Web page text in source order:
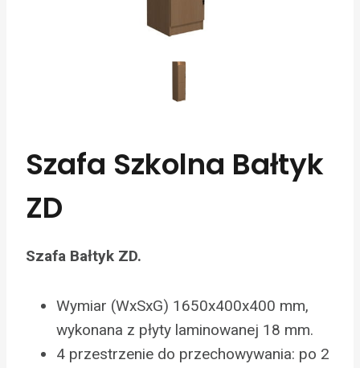
Szafa Szkolna Bałtyk
ZD
Szafa Bałtyk ZD.
Wymiar (WxSxG) 1650x400x400 mm,
wykonana z płyty laminowanej 18 mm.
4 przestrzenie do przechowywania: po 2